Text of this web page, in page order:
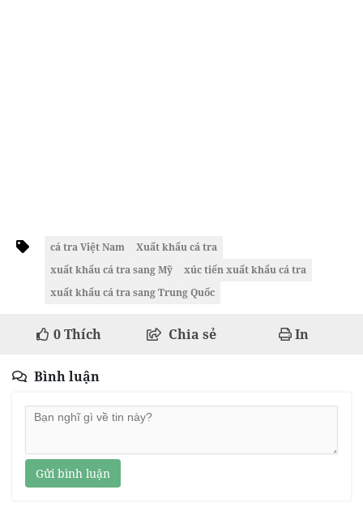
cá tra Việt Nam
Xuất khẩu cá tra
xuất khẩu cá tra sang Mỹ
xúc tiến xuất khẩu cá tra
xuất khẩu cá tra sang Trung Quốc
0Thích Chia sẻ In
Bình luận
Gửi bình luận